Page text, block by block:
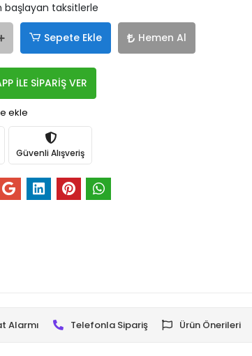
başlayan taksitlerle
Sepete Ekle Hemen Al
İLE SİPARİŞ VER
ekle
Güvenli Alışveriş
Alarmı Telefonla Sipariş Ürün Önerileri